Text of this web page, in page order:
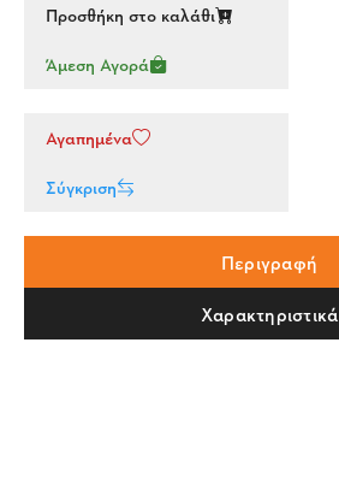
Προσθήκη στο καλάθι
Άμεση Αγορά
Αγαπημένα
Σύγκριση
Περιγραφή
Χαρακτηριστικά